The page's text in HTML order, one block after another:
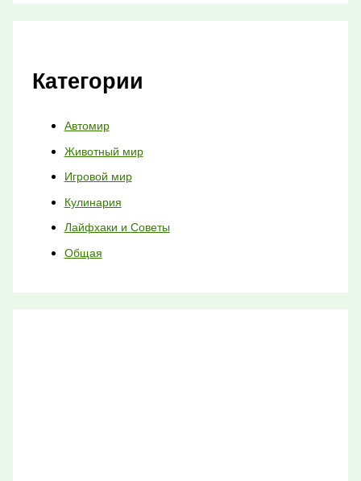
Категории
Автомир
Животный мир
Игровой мир
Кулинария
Лайфхаки и Советы
Общая